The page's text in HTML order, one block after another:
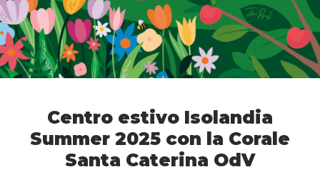
Centro estivo Isolandia
Summer 2025 con la Corale
Santa Caterina OdV